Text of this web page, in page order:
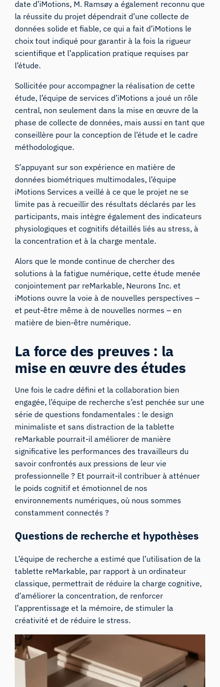
date d’iMotions, M. Ramsøy a également reconnu que
la réussite du projet dépendrait d’une collecte de
données solide et fiable, ce qui a fait d’iMotions le
choix tout indiqué pour garantir à la fois la rigueur
scientifique et l’application pratique requises par
l’étude.
Sollicitée pour accompagner la réalisation de cette
étude, l’équipe de services d’iMotions a joué un rôle
central, non seulement dans la mise en œuvre de la
phase de collecte de données, mais aussi en tant que
conseillère pour la conception de l’étude et le cadre
méthodologique.
S’appuyant sur son expérience en matière de
données biométriques multimodales, l’équipe
iMotions Services a veillé à ce que le projet ne se
limite pas à recueillir des résultats déclarés par les
participants, mais intègre également des indicateurs
physiologiques et cognitifs détaillés liés au stress, à
la concentration et à la charge mentale.
Alors que le monde continue de chercher des
solutions à la fatigue numérique, cette étude menée
conjointement par reMarkable, Neurons Inc. et
iMotions ouvre la voie à de nouvelles perspectives –
et peut-être même à de nouvelles normes – en
matière de bien-être numérique.
La force des preuves : la
mise en œuvre des études
Une fois le cadre défini et la collaboration bien
engagée, l’équipe de recherche s’est penchée sur une
série de questions fondamentales : le design
minimaliste et sans distraction de la tablette
reMarkable pourrait-il améliorer de manière
significative les performances des travailleurs du
savoir confrontés aux pressions de leur vie
professionnelle ? Et pourrait-il contribuer à atténuer
le poids cognitif et émotionnel de nos
environnements numériques, où nous sommes
constamment connectés ?
Questions de recherche et hypothèses
L’équipe de recherche a estimé que l’utilisation de la
tablette reMarkable, par rapport à un ordinateur
classique, permettrait de réduire la charge cognitive,
d’améliorer la concentration, de renforcer
l’apprentissage et la mémoire, de stimuler la
créativité et de réduire le stress.